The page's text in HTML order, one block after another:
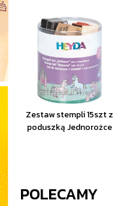
Zestaw stempli 15szt z
poduszką Jednorożce
POLECAMY